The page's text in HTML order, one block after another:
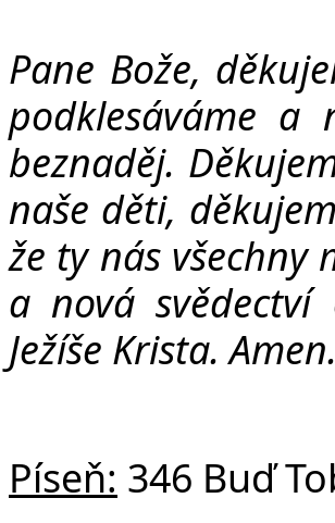
Pane Bože,
podklesáváme a
beznaděj.
naše děti,
že ty nás všechny
a nová svědectví
Ježíše Krista. Amen.
Píseň: 346 Buď